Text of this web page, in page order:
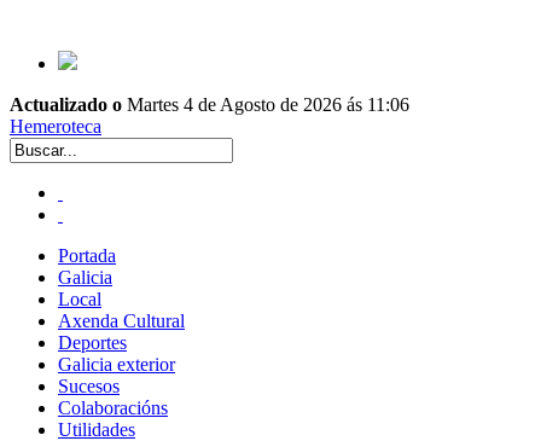
Actualizado o Martes 4 de Agosto de 2026 ás 11:06
Hemeroteca
Portada
Galicia
Local
Axenda Cultural
Deportes
Galicia exterior
Sucesos
Colaboracións
Utilidades